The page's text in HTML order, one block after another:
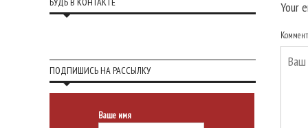
Your
ПОДПИШИСЬ НА РАССЫЛКУ
Ваше имя